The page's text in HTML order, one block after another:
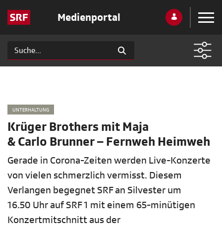
Medienportal
UNTERHALTUNG
Krüger Brothers mit Maja
& Carlo Brunner – Fernweh Heimweh
Gerade in Corona-Zeiten werden Live-Konzerte
von vielen schmerzlich vermisst. Diesem
Verlangen begegnet SRF an Silvester um
16.50 Uhr auf SRF 1 mit einem 65-minütigen
Konzertmitschnitt aus der